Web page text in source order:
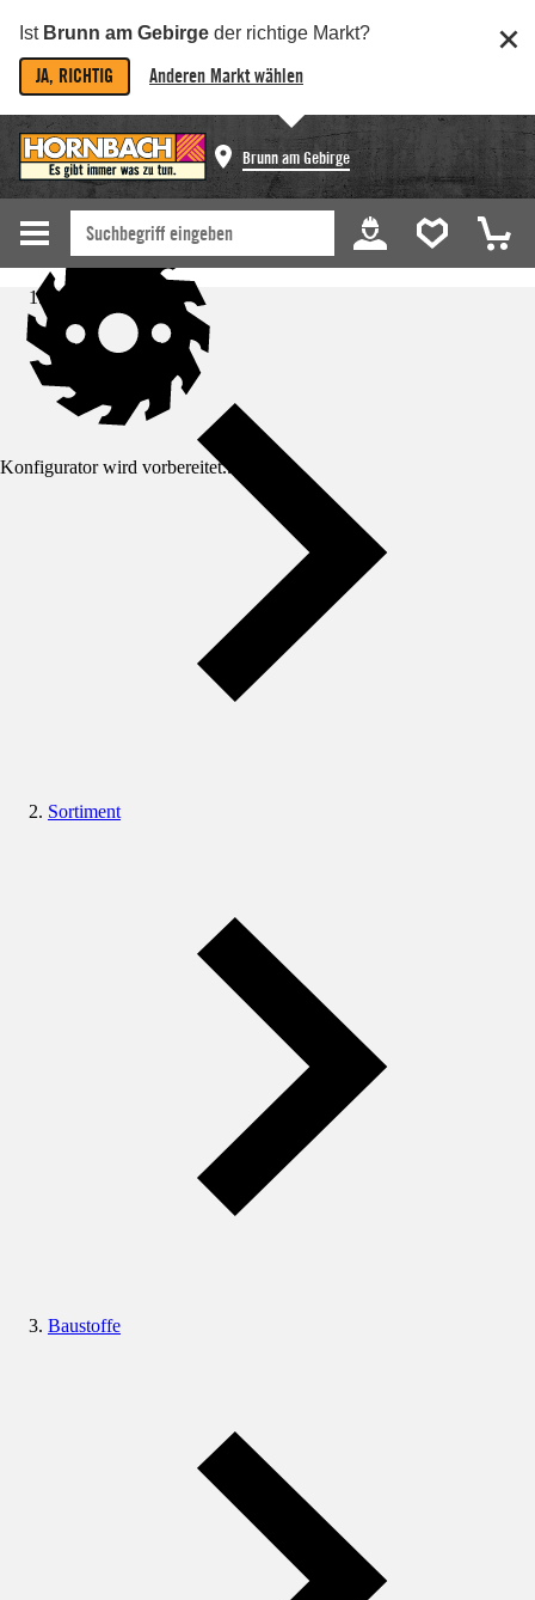
Ist Brunn am Gebirge der richtige Markt?
JA, RICHTIG Anderen Markt wählen
Brunn am Gebirge
Konfigurator wird vorbereitet...
Startseite
Sortiment
Baustoffe